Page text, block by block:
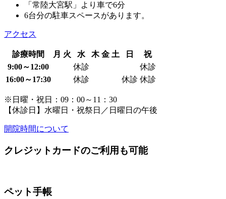
「常陸大宮駅」より車で6分
6台分の駐車スペースがあります。
アクセス
診療時間 月 火 水 木 金 土 日
祝
9:00～12:00
休診
休診
16:00～17:30
休診 休診 休診
※日曜・祝日：09：00～11：30
【休診日】水曜日・祝祭日／日曜日の午後
開院時間について
クレジットカードのご利用も可能
ペット手帳